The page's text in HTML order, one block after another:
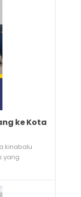
ke Kota
kinabalu
yang